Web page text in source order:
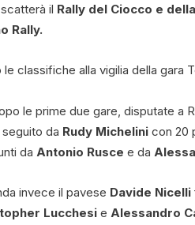
il Rally del Ciocco e
Rally.
classifiche alla vigilia della gara
le prime due gare, disputate a
da Rudy Michelini con 20
da Antonio Rusce e da
invece il pavese Davide Nicelli
Lucchesi e Alessandro